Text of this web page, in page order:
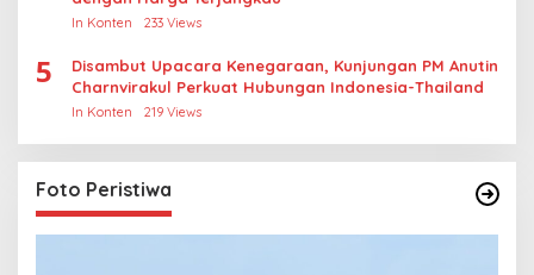
In Konten 233 Views
5
Disambut Upacara Kenegaraan, Kunjungan PM Anutin
Charnvirakul Perkuat Hubungan Indonesia-Thailand
In Konten 219 Views
Foto Peristiwa